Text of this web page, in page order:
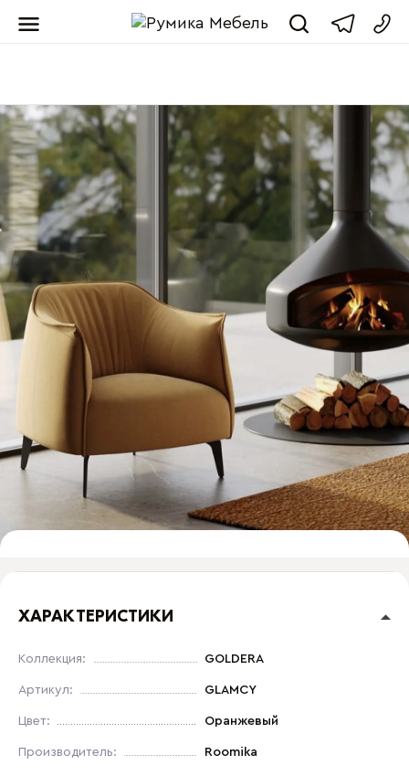
Мебель от
ХАРАКТЕРИСТИКИ
Коллекция: GOLDERA
Артикул: GLAMCY
Цвет: Оранжевый
Производитель: Roomika